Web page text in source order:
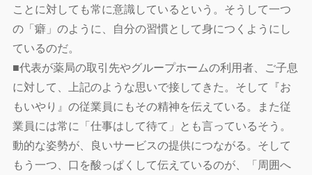
ことに対しても常に意識しているという。そうして一つ
の「癖」のように、自分の習慣として身につくようにし
ているのだ。
■代表が薬局の取引先やグループホームの利用者、ご子息
に対して、上記のような思いで接してきた。そして『お
もいやり』の従業員にもその精神を伝えている。また従
業員には常に「仕事はして待て」とも言っているそう。
動的な姿勢が、良いサービスの提供につながる。そして
もう一つ、口を酸っぱくして伝えているのが、「周囲へ